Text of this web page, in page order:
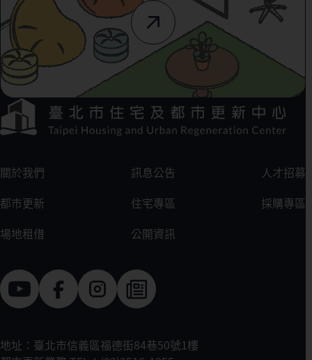
方選單連結區
:::
關於我們 訊息公告
人才招募
都市更新
住宅專區
採購專區
場地租借
公開資訊
地址：臺北市信義區福德街84巷50號1樓